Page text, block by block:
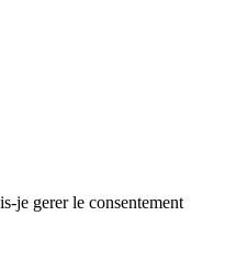
je gerer le consentement